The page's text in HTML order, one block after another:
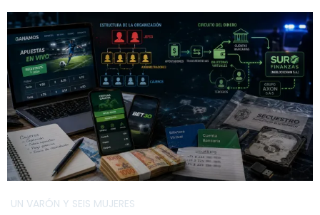
UN VARÓN Y SEIS MUJERES